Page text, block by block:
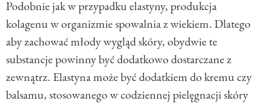
Podobnie jak w przypadku elastyny, produkcja
kolagenu w organizmie spowalnia z wiekiem. Dlatego
aby zachować młody wygląd skóry, obydwie te
substancje powinny być dodatkowo dostarczane z
zewnątrz. Elastyna może być dodatkiem do kremu czy
balsamu, stosowanego w codziennej pielęgnacji skóry